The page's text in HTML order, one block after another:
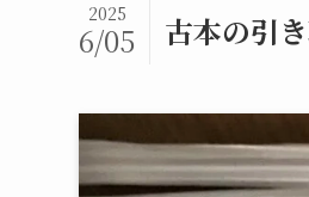
古本の引
2025
6/05